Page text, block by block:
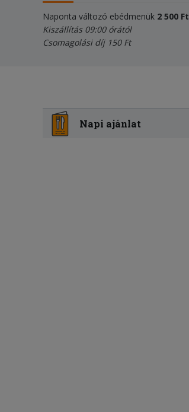
Naponta változó ebédmenük 2 500 Ft
Kiszállítás 09:00 órától
Csomagolási díj 150 Ft
Napi ajánlat